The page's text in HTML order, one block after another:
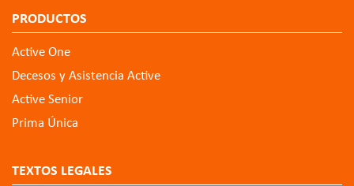
PRODUCTOS
Active One
Decesos y Asistencia Active
Active Senior
Prima Única
TEXTOS LEGALES